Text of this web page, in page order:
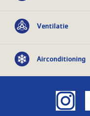
Ventilatie
Airconditioning